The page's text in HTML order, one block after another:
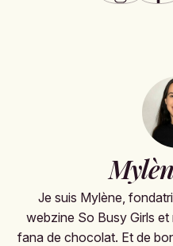
Je suis Mylène,
webzine So Busy Girls
fana de chocolat. Et de